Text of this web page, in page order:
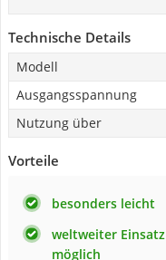
Technische Details
Modell
Ausgangsspannung
Nutzung über
Vorteile
besonders leicht
weltweiter Einsatz
möglich